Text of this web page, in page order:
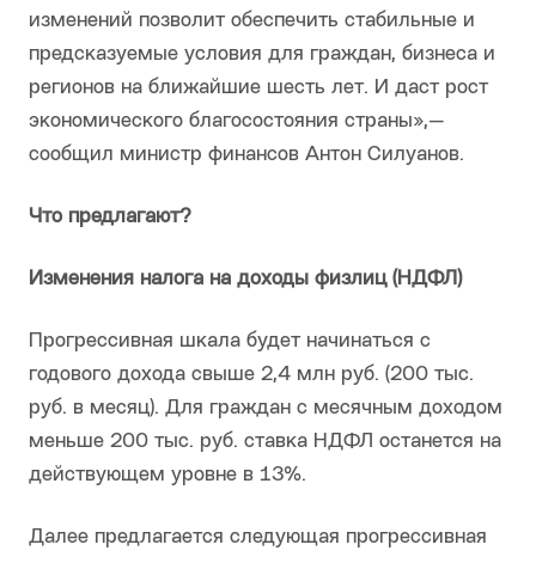
изменений позволит обеспечить стабильные и
предсказуемые условия для граждан, бизнеса и
регионов на ближайшие шесть лет. И даст рост
экономического благосостояния страны»,—
сообщил министр финансов Антон Силуанов.
Что предлагают?
Изменения налога на доходы физлиц (НДФЛ)
Прогрессивная шкала будет начинаться с
годового дохода свыше 2,4 млн руб. (200 тыс.
руб. в месяц). Для граждан с месячным доходом
меньше 200 тыс. руб. ставка НДФЛ останется на
действующем уровне в 13%.
Далее предлагается следующая прогрессивная